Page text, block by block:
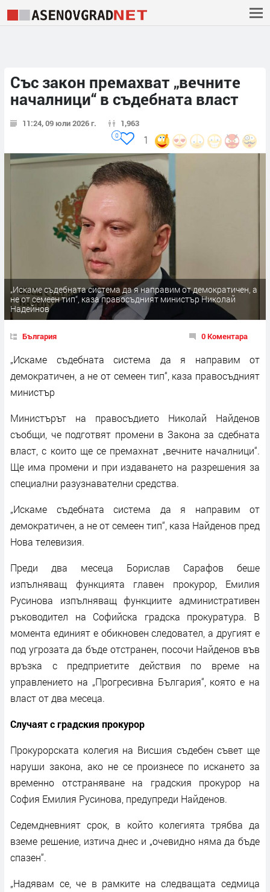
Със закон премахват „вечните
началници“ в съдебната власт
11:24, 09 юли 2026 г. 1,963
1
0
„Искаме съдебната система да я направим от демократичен, а
не от семеен тип“, каза правосъдният министър Николай
Надейнов
България 0 Коментара
„Искаме съдебната система да я направим от
демократичен, а не от семеен тип“, каза правосъдният
министър
Министърът на правосъдието Николай Найденов
съобщи, че подготвят промени в Закона за сдебната
власт, с които ще се премахнат „вечните началници“.
Ще има промени и при издаването на разрешения за
специални разузнавателни средства.
„Искаме съдебната система да я направим от
демократичен, а не от семеен тип“, каза Найденов пред
Нова телевизия.
Преди два месеца Борислав Сарафов беше
изпълняващ функцията главен прокурор, Емилия
Русинова изпълняващ функциите административен
ръководител на Софийска градска прокуратура. В
момента единият е обикновен следовател, а другият е
под угрозата да бъде отстранен, посочи Найденов във
връзка с предприетите действия по време на
управлението на „Прогресивна България“, която е на
власт от два месеца.
Случаят с градския прокурор
Прокурорската колегия на Висшия съдебен съвет ще
наруши закона, ако не се произнесе по искането за
временно отстраняване на градския прокурор на
София Емилия Русинова, предупреди Найденов.
Седемдневният срок, в който колегията трябва да
вземе решение, изтича днес и „очевидно няма да бъде
спазен“.
„Надявам се, че в рамките на следващата седмица